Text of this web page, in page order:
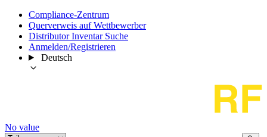
Compliance-Zentrum
Querverweis auf Wettbewerber
Distributor Inventar Suche
Anmelden/Registrieren
Deutsch
No value